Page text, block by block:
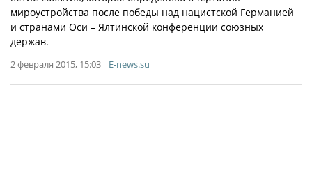
мироустройства после победы над нацистской Германией
и странами Оси – Ялтинской конференции союзных
держав.
2 февраля 2015, 15:03 E-news.su